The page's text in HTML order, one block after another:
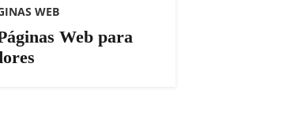
WEB
Web para